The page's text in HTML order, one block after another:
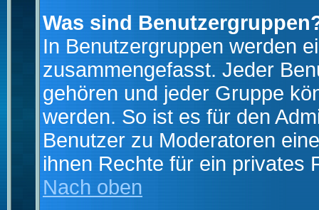
Was sind
In Benutzergruppen werden
zusammengefasst. Jeder
gehören und jeder Gruppe
werden. So ist es für den
Benutzer zu Moderatoren
ihnen Rechte für ein privates
Nach oben